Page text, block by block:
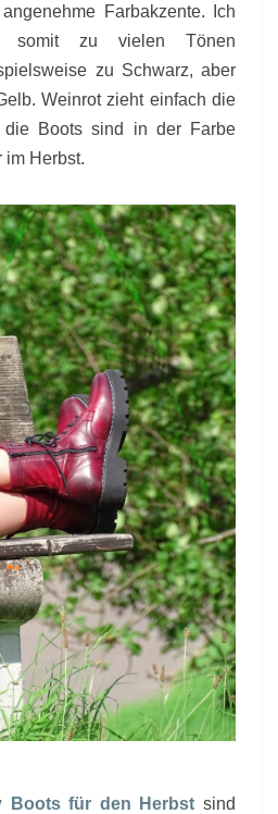
Farbakzente. Ich
somit zu vielen Tönen
zu Schwarz, aber
Weinrot zieht einfach die
Boots sind in der Farbe
im Herbst.
Boots für den Herbst sind